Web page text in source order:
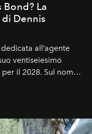
Bond? La
Dennis
all’agente
ventiseiesimo
il 2028. Sul nome
riserbo.